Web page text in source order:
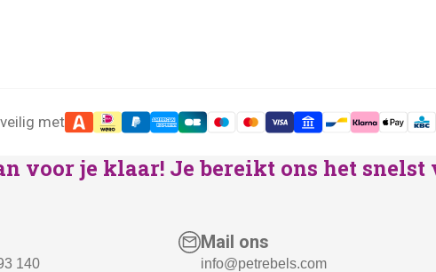
met
voor je klaar! Je bereikt ons het snelst
140
Mail ons
info@petrebels.com